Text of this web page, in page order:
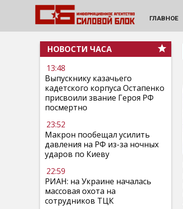
ГЛАВНОЕ
НОВОСТИ ЧАСА
13:48
Выпускнику казачьего
кадетского корпуса Остапенко
присвоили звание Героя РФ
посмертно
23:52
Макрон пообещал усилить
давления на РФ из-за ночных
ударов по Киеву
22:59
РИАН: на Украине началась
массовая охота на
сотрудников ТЦК